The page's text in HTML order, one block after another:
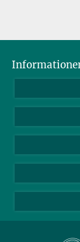
Journalisten